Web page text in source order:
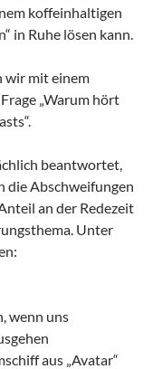
koffeinhaltigen
in Ruhe lösen kann.
wir mit einem
„Warum hört
beantwortet,
die Abschweifungen
an der Redezeit
Unter
wenn uns
aus „Avatar“